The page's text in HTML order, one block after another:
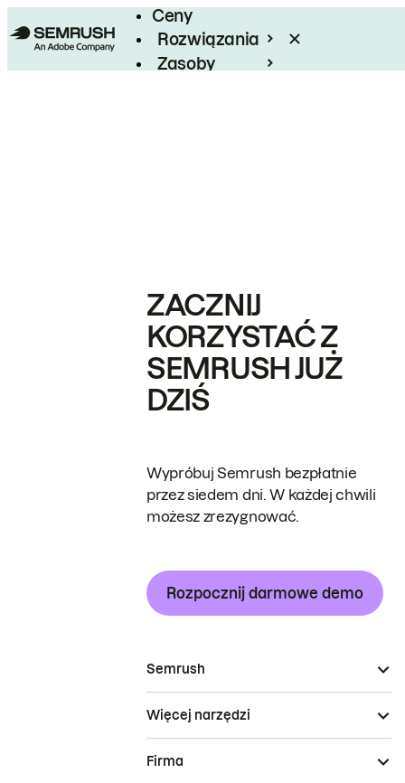
Ceny
Rozwiązania
Zasoby
ZACZNIJ
KORZYSTAĆ Z
SEMRUSH JUŻ
DZIŚ
Wypróbuj Semrush bezpłatnie
przez siedem dni. W każdej chwili
możesz zrezygnować.
Rozpocznij darmowe demo
Semrush
Więcej narzędzi
Firma